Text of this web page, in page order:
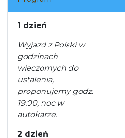
1 dzień
Wyjazd z Polski w
godzinach
wieczornych do
ustalenia,
proponujemy godz.
19:00, noc w
autokarze.
2 dzień